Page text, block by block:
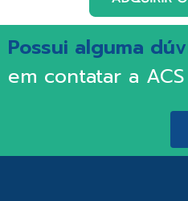
Possui alguma
em contatar a